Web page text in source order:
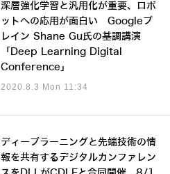
深層強化学習と汎用化が重要、ロボ
ットへの応用が面白い Googleブ
レイン Shane Gu氏の基調講演
「Deep Learning Digital
Conference」
2020.8.3 Mon 11:34
ディープラーニングと先端技術の情
報を共有するデジタルカンファレン